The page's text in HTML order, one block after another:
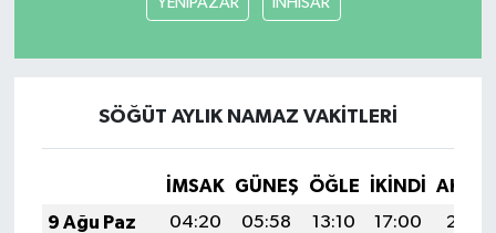
SÖĞÜT AYLIK NAMAZ VAKITLERI
İMSAK GÜNEŞ ÖĞLE İKINDI
9 Ağu Paz
04:20 05:58 13:10 17:00
20:12